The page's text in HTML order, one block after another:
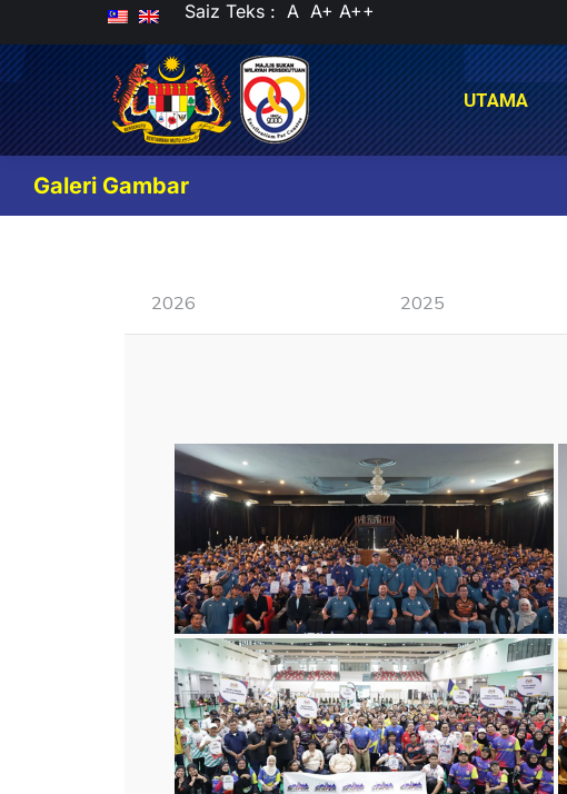
Saiz Teks : A A+ A++
UTAMA
Galeri Gambar
2026 2025
UTAMA